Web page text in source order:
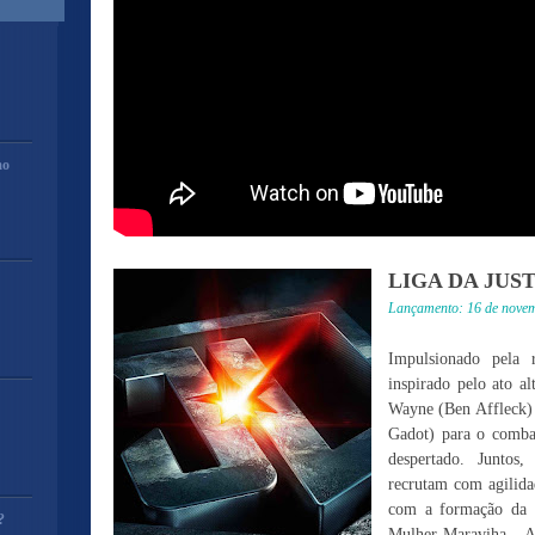
LIGA DA
Lançamento: 16 de
Impulsionado pela
inspirado pelo ato
Wayne (Ben Affleck)
Gadot) para o
despertado.
recrutam com
com a formação da